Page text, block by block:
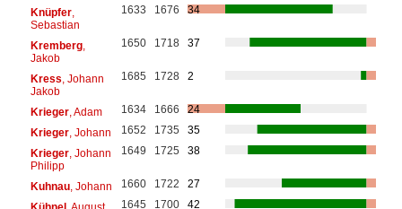
Knüpfer,
Sebastian
1633 1676 34
Kremberg,
Jakob
1650 1718 37
Kress , Johann
Jakob
1685 1728 2
Krieger, Adam 1634 1666
24
Krieger, Johann 1652 1735
35
Krieger, Johann
Philipp
1649 1725 38
Kuhnau, Johann 1660 1722
27
1645 1700 42